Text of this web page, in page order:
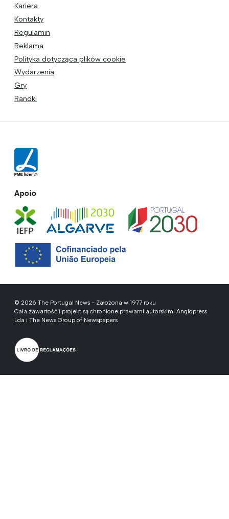
Kariera
Kontakty
Regulamin
Reklama
Polityka dotycząca plików cookie
Wydarzenia
Gry
Randki
Apoio
© 2026 The Portugal News - Założona w 1977 roku
Cała zawartość i projekt są chronione prawami autorskimi Anglopress
Lda i The News Group of Newspapers